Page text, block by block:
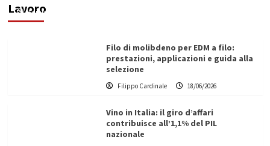
LavoroFilippo Cardinale
Filo di molibdeno per EDM a filo:
prestazioni, applicazioni e guida alla
selezione
Filippo Cardinale 18/06/2026
Vino in Italia: il giro d’affari
contribuisce all’1,1% del PIL
nazionale